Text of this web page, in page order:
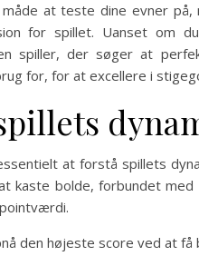
at teste dine evner
for spillet. Uanset om
spiller, der søger at
for, for at excellere i
at forstå spillets
kaste bolde, forbundet
den højeste score ved at